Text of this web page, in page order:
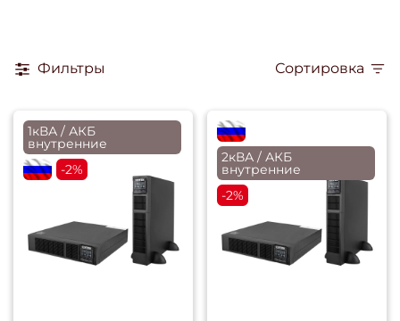
Фильтры Сортировка
1кВА / АКБ
внутренние
flagRU-2%
flagRU
2кВА / АКБ
внутренние
-2%